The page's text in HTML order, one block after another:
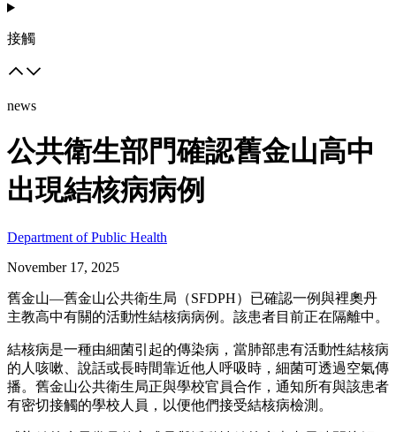
接觸
news
公共衛生部門確認舊金山高中
出現結核病病例
Department of Public Health
November 17, 2025
舊金山—舊金山公共衛生局（SFDPH）已確認一例與裡奧丹
主教高中有關的活動性結核病病例。該患者目前正在隔離中。
結核病是一種由細菌引起的傳染病，當肺部患有活動性結核病
的人咳嗽、說話或長時間靠近他人呼吸時，細菌可透過空氣傳
播。舊金山公共衛生局正與學校官員合作，通知所有與該患者
有密切接觸的學校人員，以便他們接受結核病檢測。